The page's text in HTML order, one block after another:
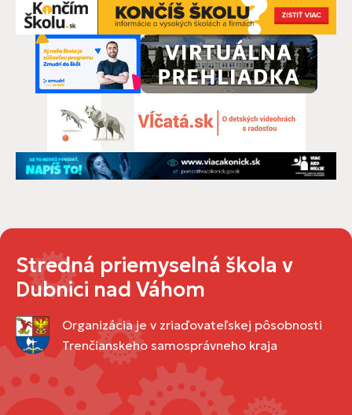
Stredná priemyselná škola v
Dubnici nad Váhom
Organizácia je v zriaďovateľskej pôsobnosti
Trenčianskeho samosprávneho kraja